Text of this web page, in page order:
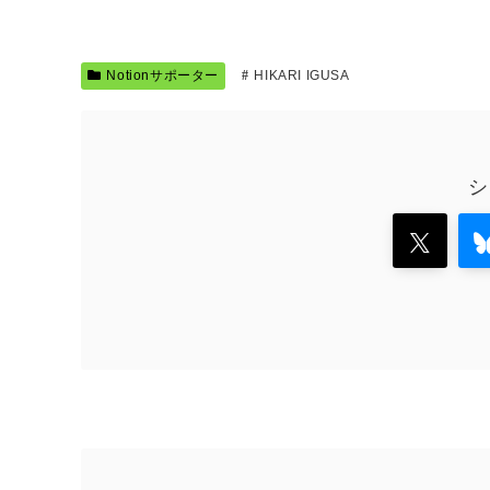
Notionサポーター HIKARI IGUSA